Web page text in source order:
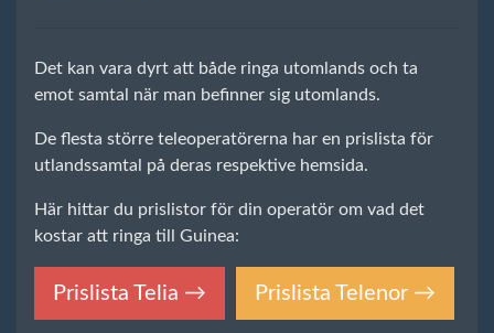
Det kan vara dyrt att både ringa utomlands och ta
emot samtal när man befinner sig utomlands.
De flesta större teleoperatörerna har en prislista för
utlandssamtal på deras respektive hemsida.
Här hittar du prislistor för din operatör om vad det
kostar att ringa till Guinea:
Prislista Telia → Prislista Telenor →